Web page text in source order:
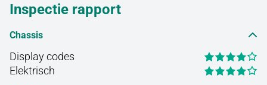
Inspectie rapport
Chassis
Display codes
Elektrisch